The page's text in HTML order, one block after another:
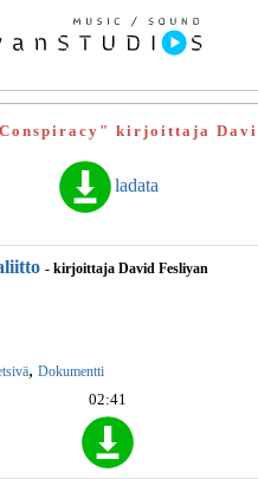
kirjoittaja
ladata
- kirjoittaja David Fesliyan
, Dokumentti
02:41